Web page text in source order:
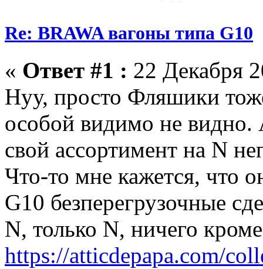
Re: BRAWA вагоны типа G10
« Ответ #1 : 22 Декабря
Нуу, просто Фляшики
особой видимо не видно.
свой ассортимент на N
Что-то мне кажется, что
G10 безперегрузочные
N, только N, ничего
https://atticdepapa.com/